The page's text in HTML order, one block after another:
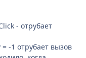
- отрубает
-1 отрубает вызов